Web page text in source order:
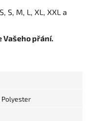
S, M, L, XL, XXL a
Vašeho přání.
Polyester